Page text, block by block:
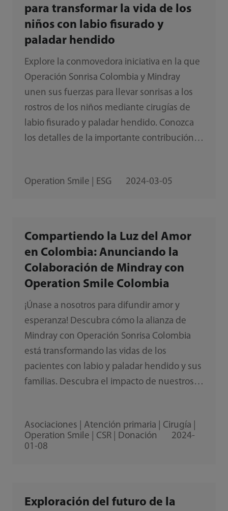
para transformar la vida de los
niños con labio fisurado y
paladar hendido
Explore la conmovedora iniciativa en la que
Operación Sonrisa Colombia y Mindray
unen sus fuerzas para llevar sonrisas a los
rostros de los niños mediante cirugías de
labio fisurado y paladar hendido. Conozca
los detalles de la importante contribución
miles de niños en Colombia.
Operation Smile | ESG 2024-03-05
Compartiendo la Luz del Amor
en Colombia: Anunciando la
Colaboración de Mindray con
Operation Smile Colombia
¡Únase a nosotros para difundir amor y
esperanza! Descubra cómo la alianza de
Mindray con Operación Sonrisa Colombia
está transformando las vidas de los
pacientes con labio y paladar hendido y sus
familias. Descubra el impacto de nuestros
Asociaciones | Atención primaria | Cirugía |
Operation Smile | CSR | Donación
2024-
01-08
Exploración del futuro de la